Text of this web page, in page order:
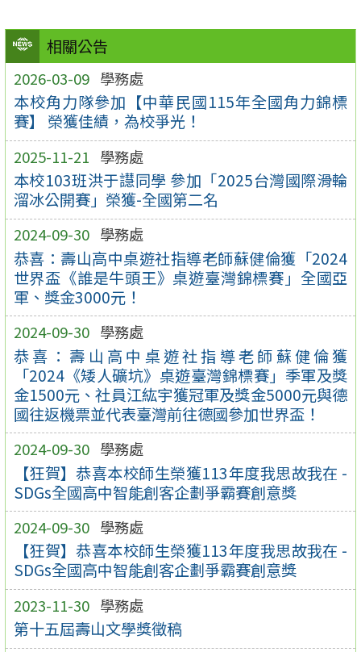
相關公告
2026-03-09 學務處
本校角力隊參加【中華民國115年全國角力錦標
賽】 榮獲佳績，為校爭光！
2025-11-21 學務處
本校103班洪于譿同學 參加「2025台灣國際滑輪
溜冰公開賽」榮獲-全國第二名
2024-09-30 學務處
恭喜：壽山高中桌遊社指導老師蘇健倫獲「2024
世界盃《誰是牛頭王》桌遊臺灣錦標賽」全國亞
軍、獎金3000元！
2024-09-30 學務處
恭喜：壽山高中桌遊社指導老師蘇健倫獲
「2024《矮人礦坑》桌遊臺灣錦標賽」季軍及獎
金1500元、社員江紘宇獲冠軍及獎金5000元與德
國往返機票並代表臺灣前往德國參加世界盃！
2024-09-30 學務處
【狂賀】恭喜本校師生榮獲113年度我思故我在 -
SDGs全國高中智能創客企劃爭霸賽創意獎
2024-09-30 學務處
【狂賀】恭喜本校師生榮獲113年度我思故我在 -
SDGs全國高中智能創客企劃爭霸賽創意獎
2023-11-30 學務處
第十五屆壽山文學獎徵稿